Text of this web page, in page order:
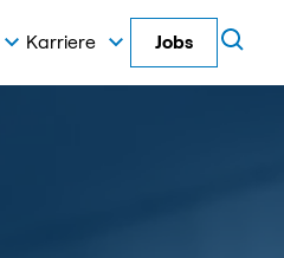
Karriere Jobs